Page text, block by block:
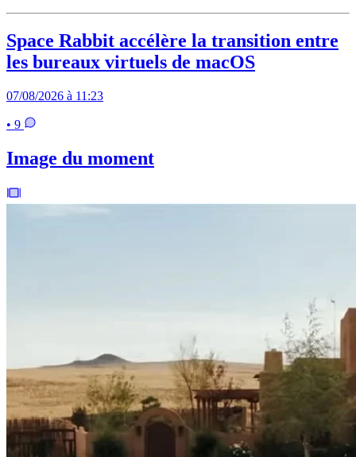
Space Rabbit accélère la transition entre
les bureaux virtuels de macOS
07/08/2026 à 11:23
• 9
Image du moment